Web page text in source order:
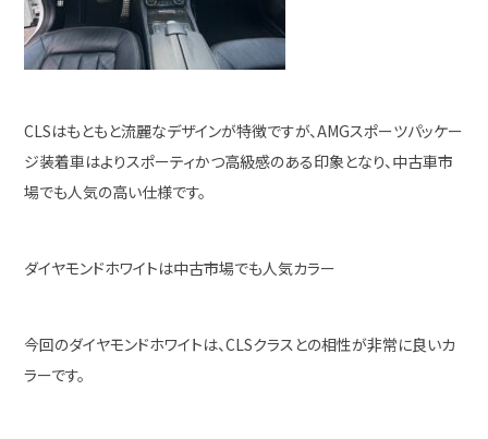
CLSはもともと流麗なデザインが特徴ですが、AMGスポーツパッケー
ジ装着車はよりスポーティかつ高級感のある印象となり、中古車市
場でも人気の高い仕様です。
ダイヤモンドホワイトは中古市場でも人気カラー
今回のダイヤモンドホワイトは、CLSクラスとの相性が非常に良いカ
ラーです。